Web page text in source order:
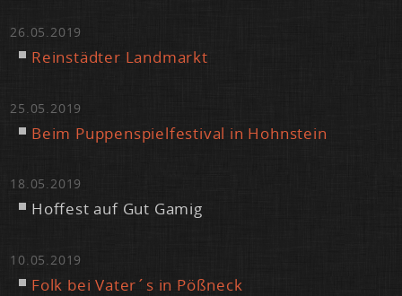
26.05.2019
Rein­städ­ter Land­markt
25.05.2019
Beim Pup­pen­spiel­fes­ti­val in Hohn­stein
18.05.2019
Hof­fest auf Gut Ga­mig
10.05.2019
Folk bei Va­ter´s in Pößneck